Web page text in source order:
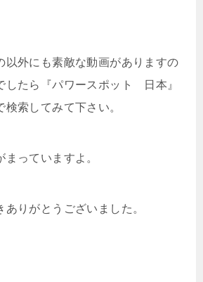
以外にも素敵な動画がありますの
したら『パワースポット 日本』
索してみて下さい。
っていますよ。
りがとうございました。